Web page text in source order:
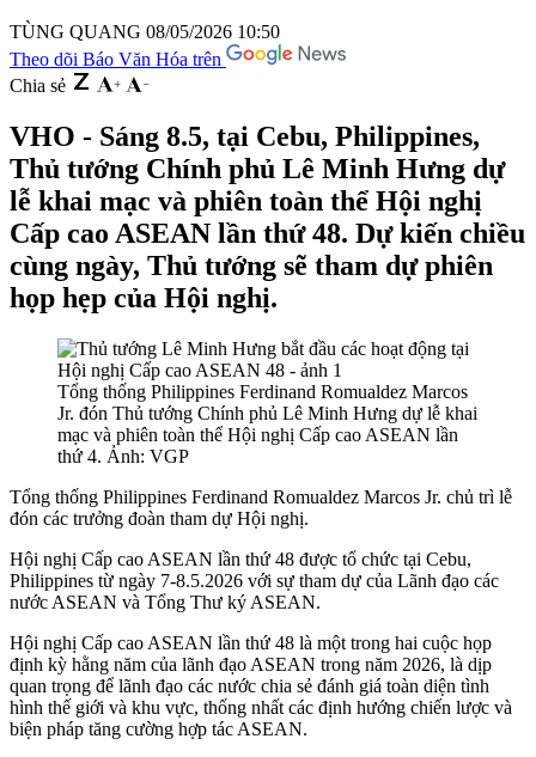
TÙNG QUANG 08/05/2026 10:50
Theo dõi Báo Văn Hóa trên
Chia sẻ
VHO - Sáng 8.5, tại Cebu, Philippines,
Thủ tướng Chính phủ Lê Minh Hưng dự
lễ khai mạc và phiên toàn thể Hội nghị
Cấp cao ASEAN lần thứ 48. Dự kiến chiều
cùng ngày, Thủ tướng sẽ tham dự phiên
họp hẹp của Hội nghị.
Tổng thống Philippines Ferdinand Romualdez Marcos
Jr. đón Thủ tướng Chính phủ Lê Minh Hưng dự lễ khai
mạc và phiên toàn thể Hội nghị Cấp cao ASEAN lần
thứ 4. Ảnh: VGP
Tổng thống Philippines Ferdinand Romualdez Marcos Jr. chủ trì lễ
đón các trưởng đoàn tham dự Hội nghị.
Hội nghị Cấp cao ASEAN lần thứ 48 được tổ chức tại Cebu,
Philippines từ ngày 7-8.5.2026 với sự tham dự của Lãnh đạo các
nước ASEAN và Tổng Thư ký ASEAN.
Hội nghị Cấp cao ASEAN lần thứ 48 là một trong hai cuộc họp
định kỳ hằng năm của lãnh đạo ASEAN trong năm 2026, là dịp
quan trọng để lãnh đạo các nước chia sẻ đánh giá toàn diện tình
hình thế giới và khu vực, thống nhất các định hướng chiến lược và
biện pháp tăng cường hợp tác ASEAN.